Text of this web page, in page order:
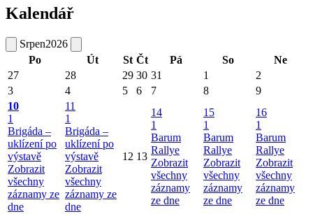
Kalendář
Srpen2026
Po
Út St Čt Pá So
Ne
27
28 29 30 31 1
2
3
4 5 6 7 8
9
10
1
Brigáda –
uklízení po
výstavě
Zobrazit
všechny
záznamy ze
dne
11
1
Brigáda –
uklízení po
výstavě
Zobrazit
všechny
záznamy ze
dne
12 13
14
1
Barum
Rallye
Zobrazit
všechny
záznamy
ze dne
15
1
Barum
Rallye
Zobrazit
všechny
záznamy
ze dne
16
1
Barum
Rallye
Zobrazit
všechny
záznamy
ze dne